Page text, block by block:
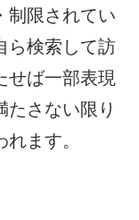
制限されてい
ら検索して訪
せば一部表現
たさない限り
ます。